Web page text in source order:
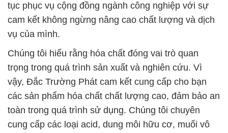
tục phục vụ cộng đồng ngành công nghiệp với sự
cam kết không ngừng nâng cao chất lượng và dịch
vụ của mình.
Chúng tôi hiểu rằng hóa chất đóng vai trò quan
trọng trong quá trình sản xuất và nghiên cứu. Vì
vậy, Đắc Trường Phát cam kết cung cấp cho bạn
các sản phẩm hóa chất chất lượng cao, đảm bảo an
toàn trong quá trình sử dụng. Chúng tôi chuyên
cung cấp các loại acid, dung môi hữu cơ, muối vô